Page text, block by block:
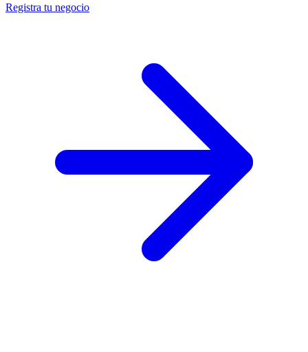
Registra tu negocio